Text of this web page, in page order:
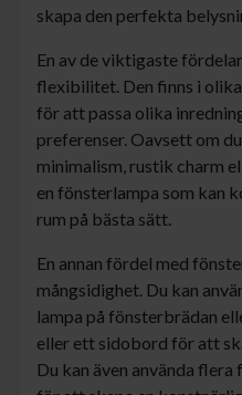
skapa den perfekta
En av de viktigaste
flexibilitet. Den finns i
för att passa olika
preferenser. Oavsett om
minimalism, rustik charm
en fönsterlampa som kan
rum på bästa sätt.
En annan fördel med
mångsidighet. Du kan
lampa på fönsterbrädan
eller ett sidobord för att
Du kan även använda